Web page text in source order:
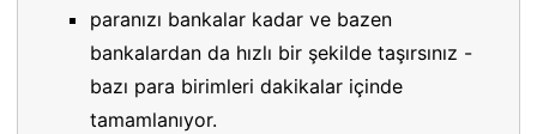
paranızı bankalar kadar ve bazen
bankalardan da hızlı bir şekilde taşırsınız -
bazı para birimleri dakikalar içinde
tamamlanıyor.